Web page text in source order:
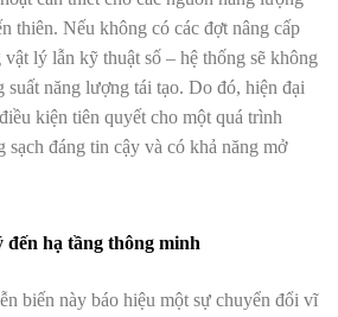
thiên. Nếu không có các đợt nâng cấp
vật lý lẫn kỹ thuật số – hệ thống sẽ không
suất năng lượng tái tạo. Do đó, hiện đại
kiện tiên quyết cho một quá trình
sạch đáng tin cậy và có khả năng mở
hạ tầng thông minh
biến này báo hiệu một sự chuyển đổi vĩ